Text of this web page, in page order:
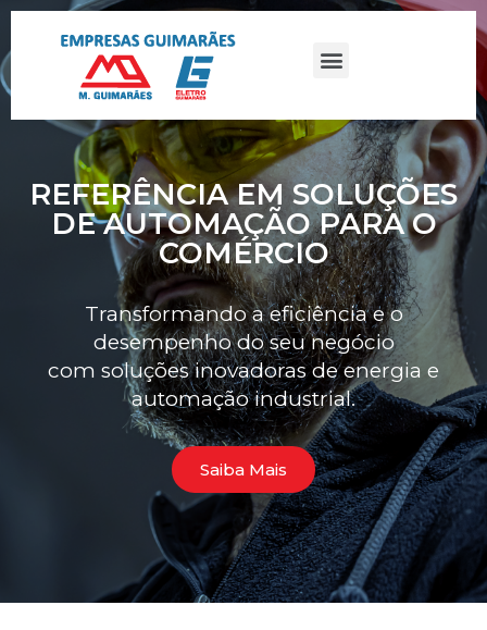
REFERÊNCIA EM SOLUÇÕES
DE AUTOMAÇÃO PARA O
COMÉRCIO
Transformando a eficiência e o
desempenho do seu negócio
com soluções inovadoras de energia e
automação industrial.
ㅤㅤSaiba Maisㅤㅤ